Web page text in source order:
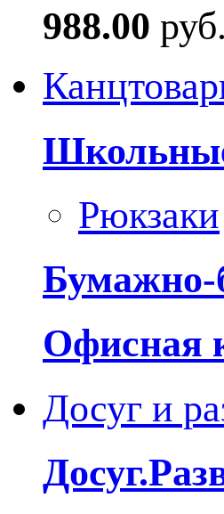
988.00 руб.
Рюкзаки
Бумажно-
Офисная
Досуг и